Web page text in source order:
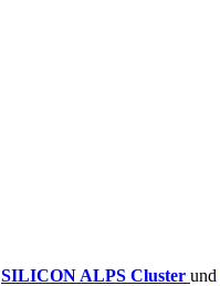
SILICON ALPS Cluster und